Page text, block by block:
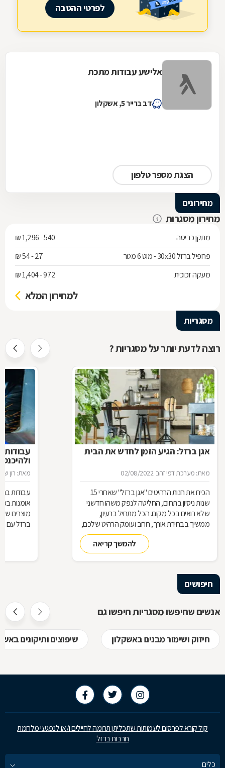
לפרטי ההטבה
אלישע עבודות מתכת
דב ברייר 5, אשקלון
הצגת מספר טלפון
מחירונים
מחירון מסגרות
מתקן כביסה
540 - 1,296 ₪
פרופיל ברזל 30x30 - מוט 6 מטר
27 - 54 ₪
מעקה זכוכית
972 - 1,404 ₪
למחירון המלא
מסגריות
רוצה לדעת יותר על מסגריות ?
אגן ברזל: הגיע הזמן לחדש את הבית
מאת: מערכת דפי זהב 02/08/2022
הכירו את חנות הרהיטים ''אגן ברזל'' שאחרי 15
שנות ניסיון בתחום, החליטה לנפק משהו חדשני
שלא רואים בכל מקום. הכל מתחיל ברעיון,
ממשיך בבחירת אורך, רוחב ועומק הרהיט שלכם,
ממשיך בייצור מקורי ממיטב חומרי הגלם ומסתיים
ביצירת הפתרון המרשים והמעשי ביותר עבורכם
להמשך קריאה
עבודות
מאת: רון
עבודות
אומנות
מוצרים
ברזל עם
חיפושים
אנשים שחיפשו מסגריות חיפשו גם
חיזוק ושימור מבנים באשקלון שיפוצים ותיקונים
קול קורא לפרסום לעמותות שתכליתן תרומה לחיילים ו/או לנפגעי מלחמת
חרבות ברזל
כלים